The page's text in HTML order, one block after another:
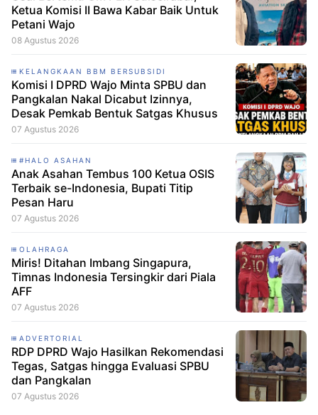
Ketua Komisi II Bawa Kabar Baik Untuk
Petani Wajo
08 Agustus 2026
KELANGKAAN BBM BERSUBSIDI
Komisi I DPRD Wajo Minta SPBU dan
Pangkalan Nakal Dicabut Izinnya,
Desak Pemkab Bentuk Satgas Khusus
07 Agustus 2026
#HALO ASAHAN
Anak Asahan Tembus 100 Ketua OSIS
Terbaik se-Indonesia, Bupati Titip
Pesan Haru
07 Agustus 2026
OLAHRAGA
Miris! Ditahan Imbang Singapura,
Timnas Indonesia Tersingkir dari Piala
AFF
07 Agustus 2026
ADVERTORIAL
RDP DPRD Wajo Hasilkan Rekomendasi
Tegas, Satgas hingga Evaluasi SPBU
dan Pangkalan
07 Agustus 2026